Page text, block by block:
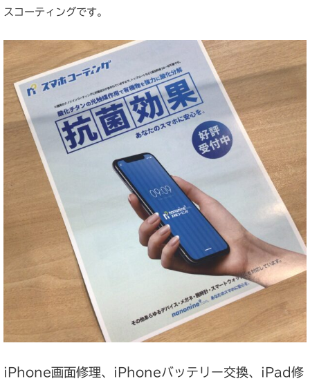
スコーティングです。
iPhone画面修理、iPhoneバッテリー交換、iPad修